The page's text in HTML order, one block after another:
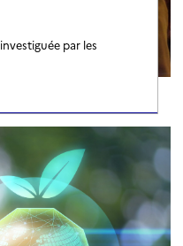
par les